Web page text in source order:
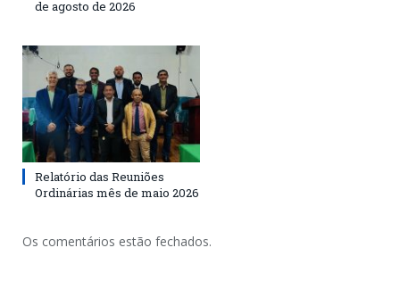
de agosto de 2026
Relatório das Reuniões
Ordinárias mês de maio 2026
Os comentários estão fechados.